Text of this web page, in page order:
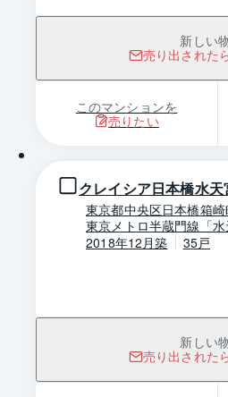
新しい
売り出された
このマンションを
売りたい
クレイシア日本橋水天
東京都中央区日本橋箱
東京メトロ半蔵門線「
2018年12月築
35戸
新しい
売り出された